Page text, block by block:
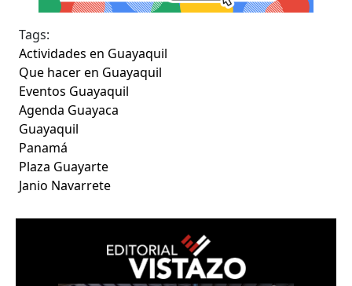
Tags:
Actividades en Guayaquil
Que hacer en Guayaquil
Eventos Guayaquil
Agenda Guayaca
Guayaquil
Panamá
Plaza Guayarte
Janio Navarrete